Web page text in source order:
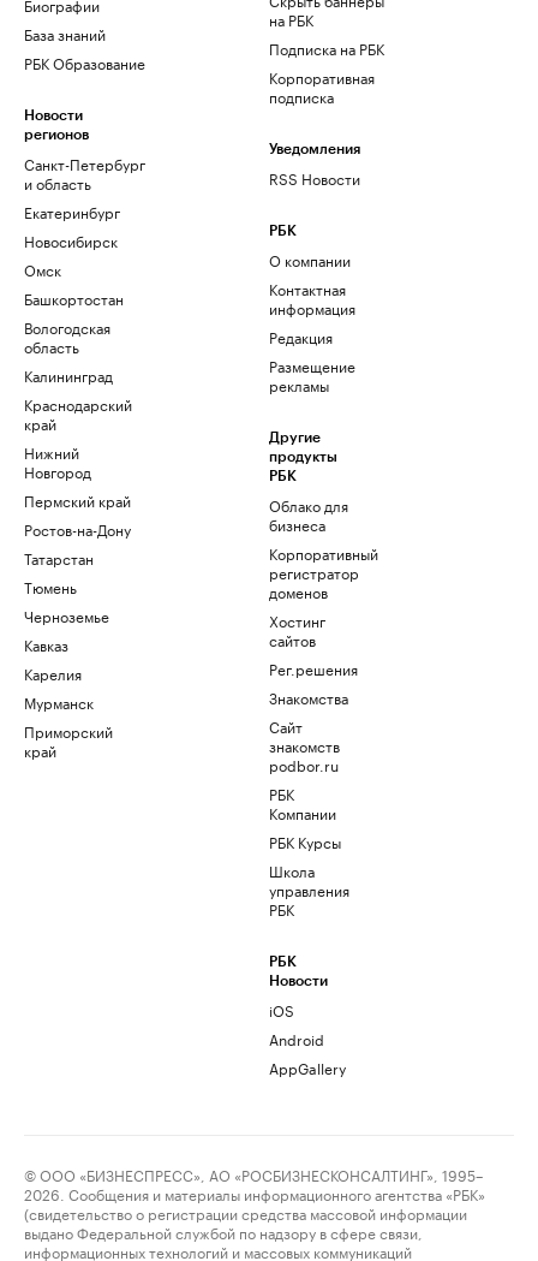
База знаний
РБК Образование
Новости
регионов
Санкт-Петербург
и область
Екатеринбург
Новосибирск
Омск
Башкортостан
Вологодская
область
Калининград
Краснодарский
край
Нижний
Новгород
Пермский край
Ростов-на-Дону
Татарстан
Тюмень
Черноземье
Кавказ
Карелия
Мурманск
Приморский
край
на РБК
Подписка на РБК
Корпоративная
подписка
Уведомления
RSS Новости
РБК
О компании
Контактная
информация
Редакция
Размещение
рекламы
Другие
продукты
РБК
Облако для
бизнеса
Корпоративный
регистратор
доменов
Хостинг
сайтов
Рег.решения
Знакомства
Сайт
знакомств
podbor.ru
РБК
Компании
РБК Курсы
Школа
управления
РБК
РБК
Новости
iOS
Android
AppGallery
© ООО «БИЗНЕСПРЕСС», АО «РОСБИЗНЕСКОНСАЛТИНГ», 1995–
2026. Сообщения и материалы информационного агентства «РБК»
(свидетельство о регистрации средства массовой информации
выдано Федеральной службой по надзору в сфере связи,
информационных технологий и массовых коммуникаций